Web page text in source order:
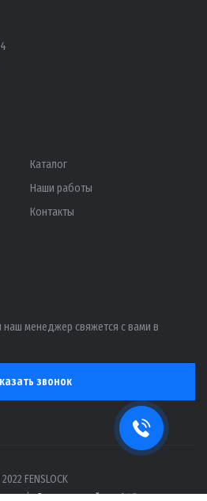
Каталог
Наши работы
Контакты
менеджер свяжется с вами в
звонок
FENSLOCK
| Создание сайта -048